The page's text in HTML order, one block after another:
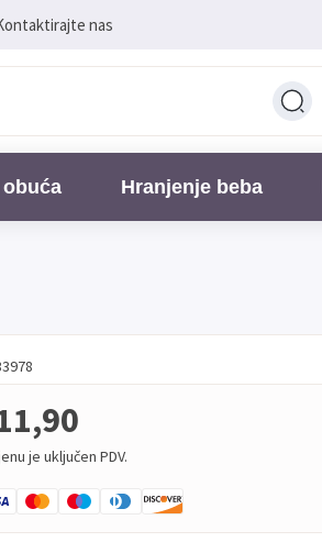
nas
Hranjenje beba
je uključen PDV.